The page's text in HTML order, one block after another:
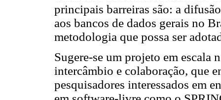
principais barreiras são: a
aos bancos de dados gerais no
metodologia que possa ser
Sugere-se um projeto em escala
intercâmbio e colaboração, que
pesquisadores interessados em